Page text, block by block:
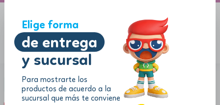
Elige forma
de entrega
y sucursal
Para mostrarte los
productos de acuerdo a la
sucursal que más te conviene
Categoría:Sets de manualidades